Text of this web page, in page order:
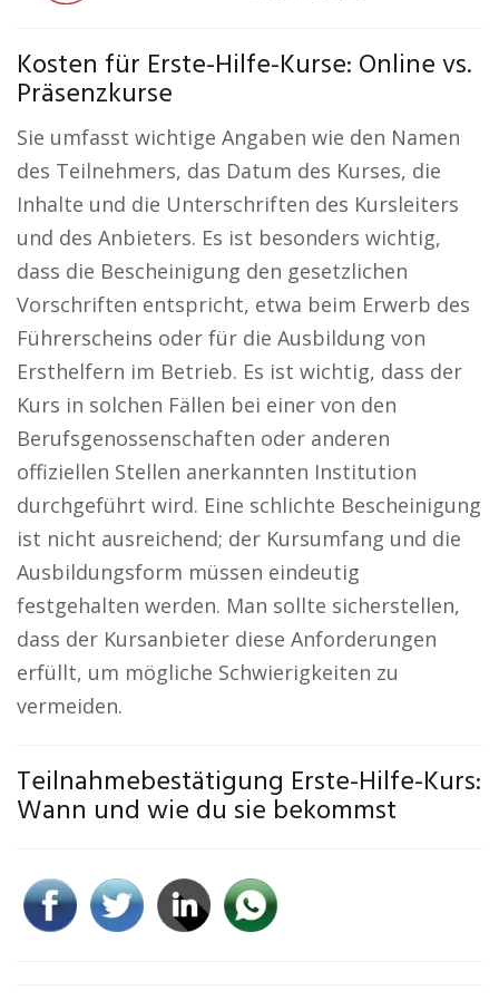
Kosten für Erste-Hilfe-Kurse: Online vs.
Präsenzkurse
Sie umfasst wichtige Angaben wie den Namen
des Teilnehmers, das Datum des Kurses, die
Inhalte und die Unterschriften des Kursleiters
und des Anbieters. Es ist besonders wichtig,
dass die Bescheinigung den gesetzlichen
Vorschriften entspricht, etwa beim Erwerb des
Führerscheins oder für die Ausbildung von
Ersthelfern im Betrieb. Es ist wichtig, dass der
Kurs in solchen Fällen bei einer von den
Berufsgenossenschaften oder anderen
offiziellen Stellen anerkannten Institution
durchgeführt wird. Eine schlichte Bescheinigung
ist nicht ausreichend; der Kursumfang und die
Ausbildungsform müssen eindeutig
festgehalten werden. Man sollte sicherstellen,
dass der Kursanbieter diese Anforderungen
erfüllt, um mögliche Schwierigkeiten zu
vermeiden.
Teilnahmebestätigung Erste-Hilfe-Kurs:
Wann und wie du sie bekommst